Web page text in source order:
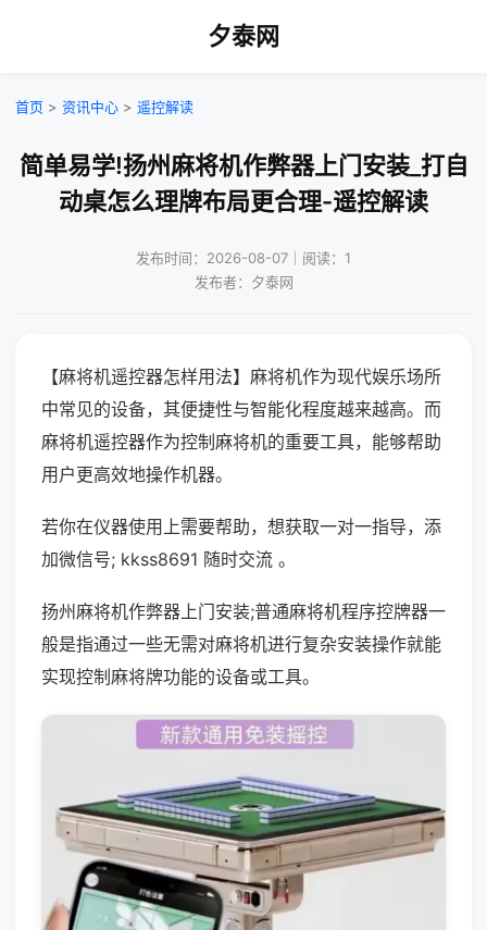
夕泰网
首页 > 资讯中心 > 遥控解读
简单易学!扬州麻将机作弊器上门安装_打自
动桌怎么理牌布局更合理-遥控解读
发布时间：2026-08-07｜阅读：1
发布者：夕泰网
【麻将机遥控器怎样用法】麻将机作为现代娱乐场所
中常见的设备，其便捷性与智能化程度越来越高。而
麻将机遥控器作为控制麻将机的重要工具，能够帮助
用户更高效地操作机器。
若你在仪器使用上需要帮助，想获取一对一指导，添
加微信号; kkss8691 随时交流 。
扬州麻将机作弊器上门安装;普通麻将机程序控牌器一
般是指通过一些无需对麻将机进行复杂安装操作就能
实现控制麻将牌功能的设备或工具。